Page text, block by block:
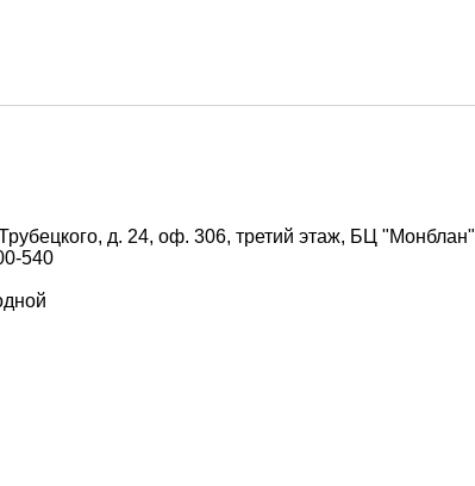
д. 24, оф. 306, третий этаж, БЦ "Монблан"
540